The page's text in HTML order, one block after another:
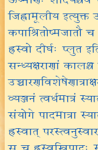
जिह्वामूलीय
कपाश्रितोष्मजातौ
ह्रस्वो दीर्घः प्लुत
सन्ध्यक्षराणां कालश्च
व्यञ्जनं त्वर्धमात्रं
संयोगे पादमात्रा
ह्रस्वात्